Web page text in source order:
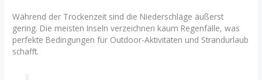
Während der Trockenzeit sind die Niederschläge äußerst
gering. Die meisten Inseln verzeichnen kaum Regenfälle, was
perfekte Bedingungen für Outdoor-Aktivitäten und Strandurlaub
schafft.